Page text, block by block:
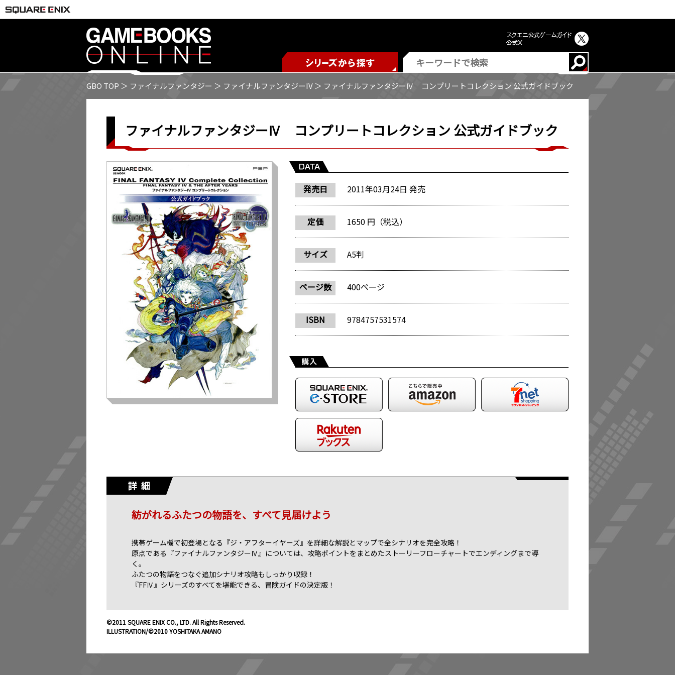
GBO TOP ＞ ファイナルファンタジー ＞ ファイナルファンタジーIV ＞ ファイナルファンタジーⅣ コンプリートコレクション 公式ガイドブック
ファイナルファンタジーⅣ コンプリートコレクション 公式ガイドブック
発売日 2011年03月24日 発売
定価 1650 円（税込）
サイズ A5判
ページ数 400ページ
ISBN 9784757531574
紡がれるふたつの物語を、すべて見届けよう
携帯ゲーム機で初登場となる『ジ・アフターイヤーズ』を詳細な解説とマップで全シナリオを完全攻略！
原点である『ファイナルファンタジーⅣ』については、攻略ポイントをまとめたストーリーフローチャートでエンディングまで導
く。
ふたつの物語をつなぐ追加シナリオ攻略もしっかり収録！
『FFⅣ』シリーズのすべてを堪能できる、冒険ガイドの決定版！
©2011 SQUARE ENIX CO., LTD. All Rights Reserved.
ILLUSTRATION/©2010 YOSHITAKA AMANO